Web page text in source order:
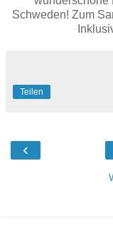
Schweden! Zum
Teilen
‹